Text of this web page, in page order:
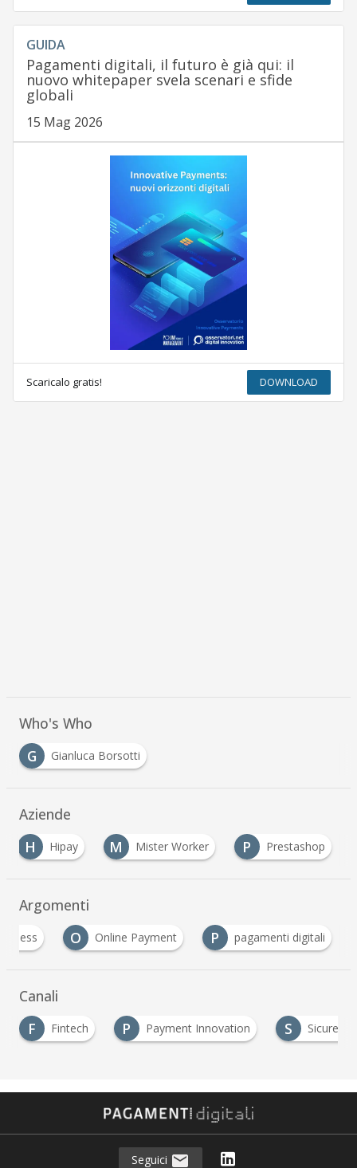
GUIDA
Pagamenti digitali, il futuro è già qui: il
nuovo whitepaper svela scenari e sfide
globali
15 Mag 2026
Scaricalo gratis! DOWNLOAD
Who's Who
G
Gianluca Borsotti
Aziende
H
Hipay M Mister Worker P Prestashop
Argomenti
O Online Payment P pagamenti digitali
Canali
Fintech Payment Innovation Sicurezza &
Seguici